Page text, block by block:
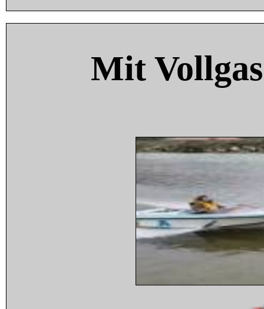
Mit